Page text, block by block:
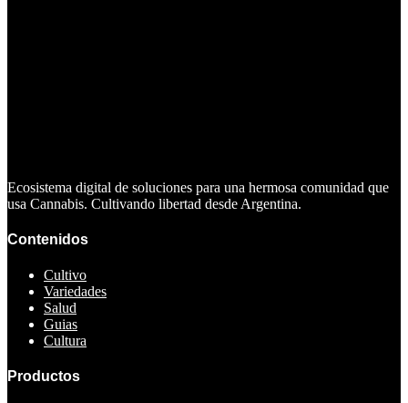
Ecosistema digital de soluciones para una hermosa comunidad que
usa Cannabis. Cultivando libertad desde Argentina.
Contenidos
Cultivo
Variedades
Salud
Guias
Cultura
Productos